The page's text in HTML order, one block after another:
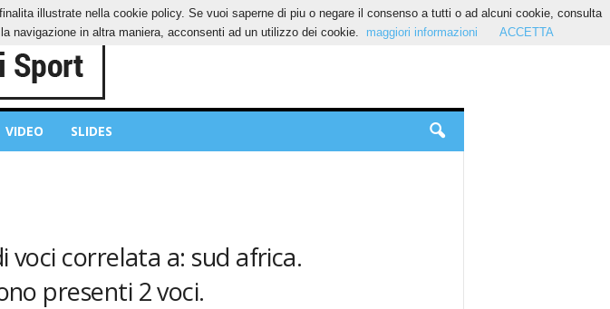
VIDEO SLIDES
voci correlata a: sud africa.
presenti 2 voci.
illustrate nella cookie policy. Se vuoi saperne di piu o negare il consenso a tutti o ad alcuni cookie, consulta
navigazione in altra maniera, acconsenti ad un utilizzo dei cookie.
maggiori informazioni ACCETTA